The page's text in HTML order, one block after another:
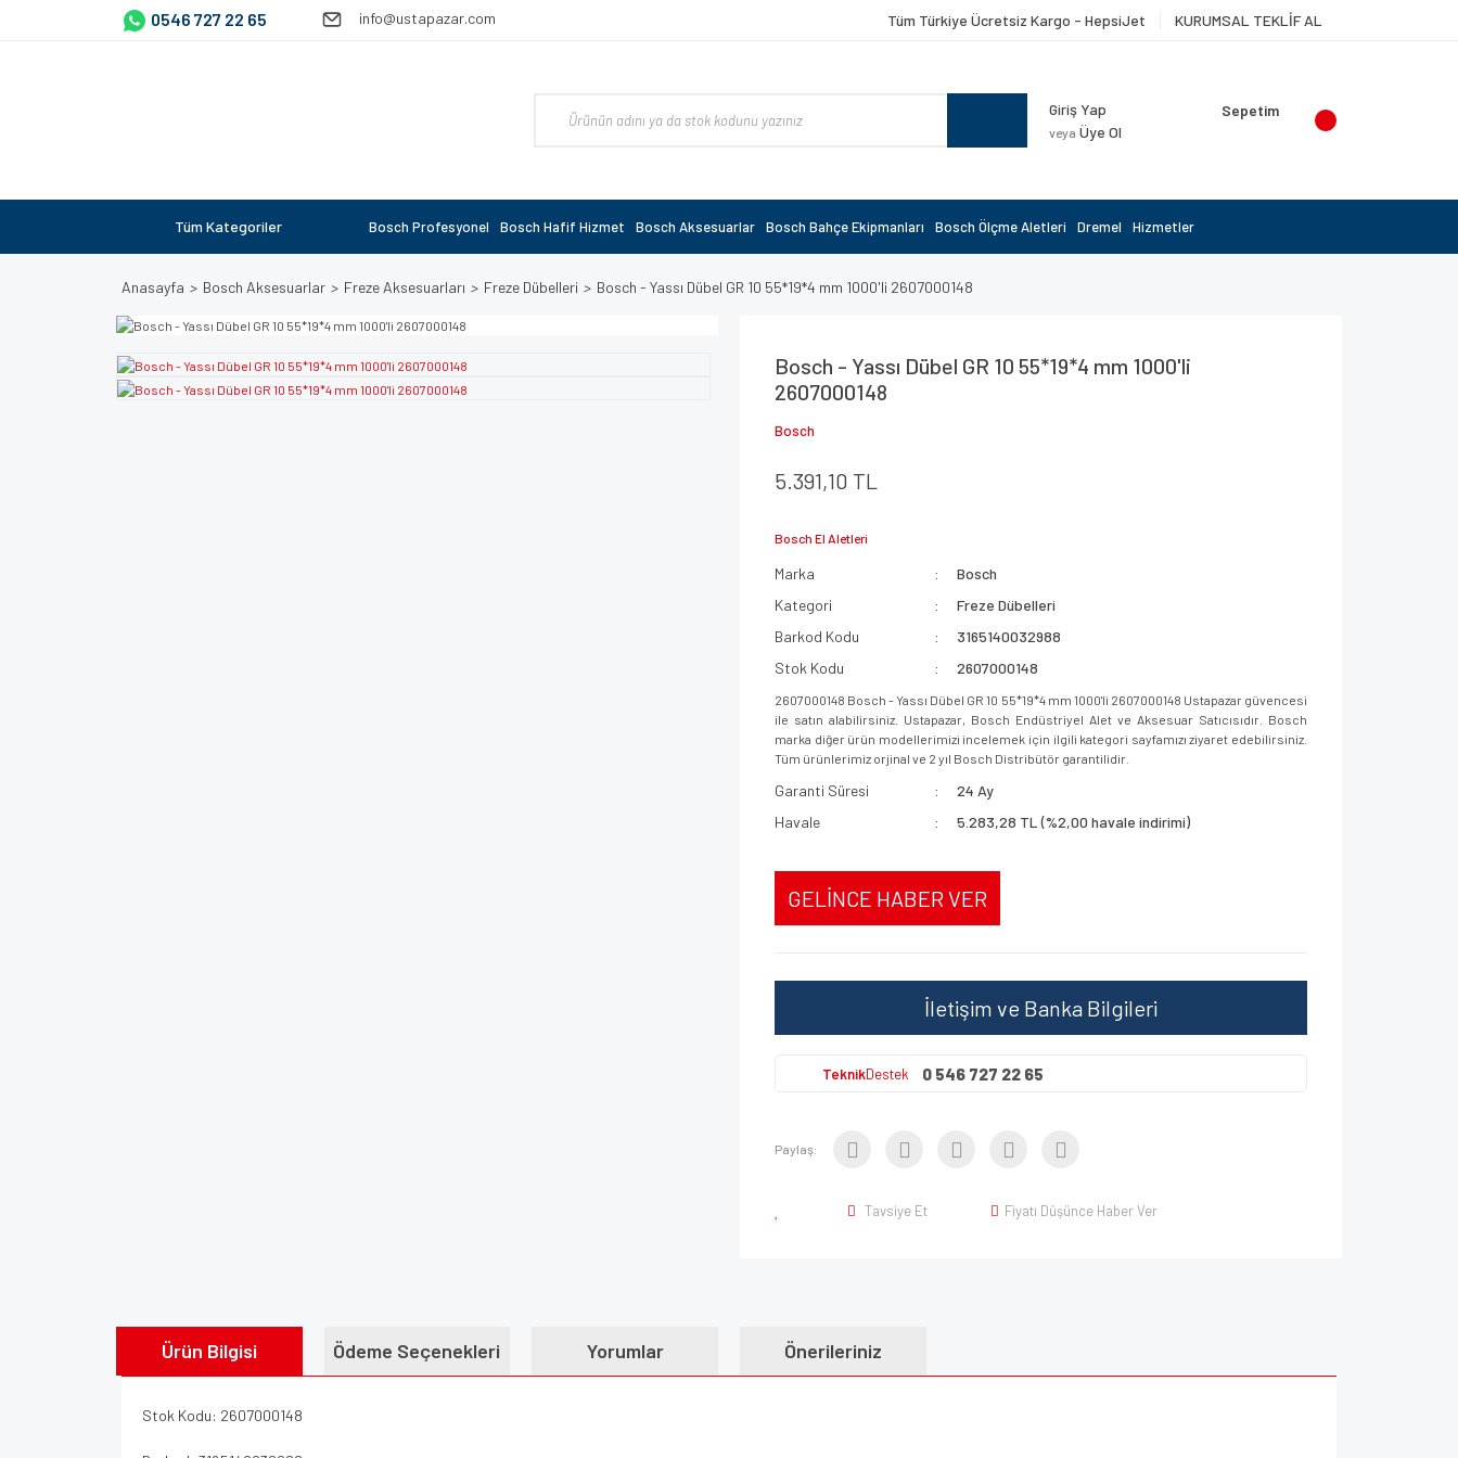
0546 727 22 65 info@ustapazar.com Tüm Türkiye Ücretsiz Kargo - HepsiJet KURUMSAL TEKLİF AL
Giriş Yap
veya Üye Ol
Sepetim
Tüm Kategoriler Bosch Profesyonel Bosch Hafif Hizmet Bosch Aksesuarlar Bosch Bahçe Ekipmanları Bosch Ölçme Aletleri Dremel Hizmetler
Anasayfa Bosch Aksesuarlar Freze Aksesuarları Freze Dübelleri Bosch - Yassı Dübel GR 10 55*19*4 mm 1000'li 2607000148
Bosch - Yassı Dübel GR 10 55*19*4 mm 1000'li
2607000148
Bosch
5.391,10 TL
Bosch El Aletleri
Marka
Bosch
Kategori
Freze Dübelleri
Barkod Kodu
3165140032988
Stok Kodu
2607000148
2607000148 Bosch - Yassı Dübel GR 10 55*19*4 mm 1000'li 2607000148 Ustapazar güvencesi
ile satın alabilirsiniz. Ustapazar, Bosch Endüstriyel Alet ve Aksesuar Satıcısıdır. Bosch
marka diğer ürün modellerimizi incelemek için ilgili kategori sayfamızı ziyaret edebilirsiniz.
Tüm ürünlerimiz orjinal ve 2 yıl Bosch Distribütör garantilidir.
Garanti Süresi
24 Ay
Havale
5.283,28 TL (%2,00 havale indirimi)
GELİNCE HABER VER
İletişim ve Banka Bilgileri
TeknikDestek 0 546 727 22 65
Paylaş:
Tavsiye Et Fiyatı Düşünce Haber Ver
Ürün Bilgisi Ödeme Seçenekleri Yorumlar Önerileriniz
Stok Kodu: 2607000148